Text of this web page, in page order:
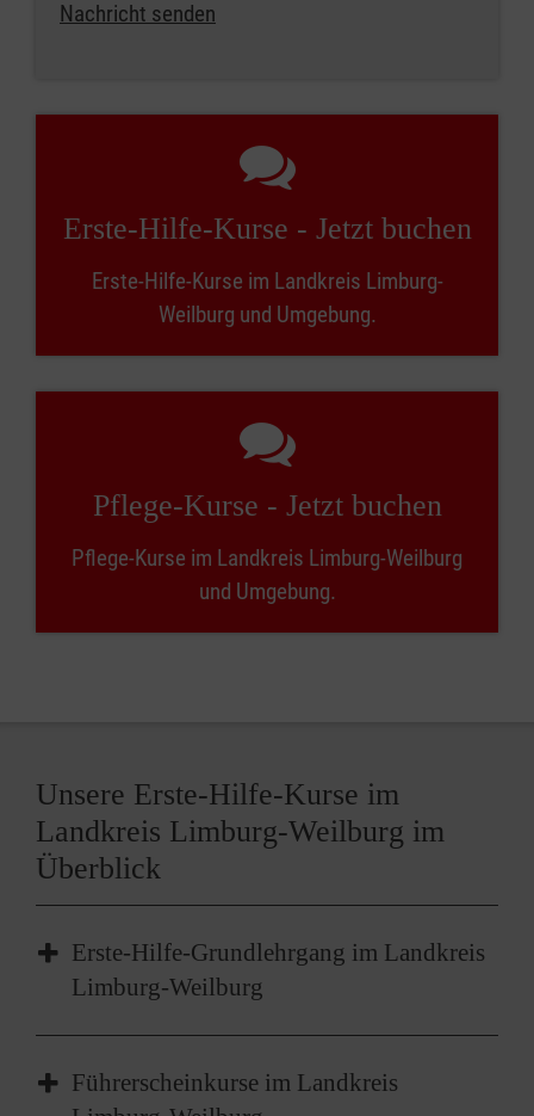
Nachricht senden
Erste-Hilfe-Kurse - Jetzt buchen
Erste-Hilfe-Kurse im Landkreis Limburg-
Weilburg und Umgebung.
Pflege-Kurse - Jetzt buchen
Pflege-Kurse im Landkreis Limburg-Weilburg
und Umgebung.
Unsere Erste-Hilfe-Kurse im
Landkreis Limburg-Weilburg im
Überblick
Erste-Hilfe-Grundlehrgang im Landkreis
Limburg-Weilburg
Der Erste-Hilfe-Grundlehrgang im Landkreis
Limburg-Weilburg ist das
Führerscheinkurse im Landkreis